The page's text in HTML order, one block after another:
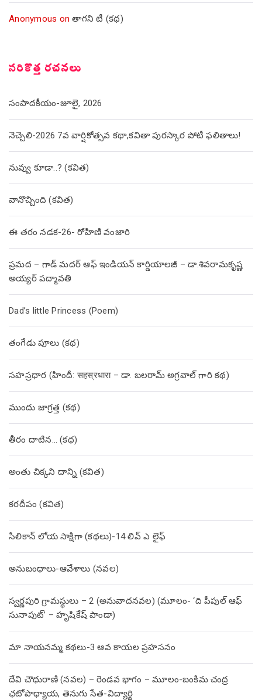
Anonymous onతాగని టీ (కథ)
సరికొత్త రచనలు
సంపాదకీయం-జూలై, 2026
నెచ్చెలి-2026 7వ వార్షికోత్సవ కథా,కవితా పురస్కార పోటీ ఫలితాలు!
నువ్వు కూడా..? (కవిత)
వానొచ్చింది (కవిత)
ఈ తరం నడక-26- రోహిణి వంజారి
ప్రమద – గాడ్ మదర్ ఆఫ్ ఇండియన్ కార్డియాలజీ – డా.శివరామకృష్ణ
అయ్యర్ పద్మావతి
Dad’s little Princess (Poem)
తంగేడు పూలు (క‌థ‌)
సహస్రధార (హిందీ: सहस्रधारा – డా. బలరామ్ అగ్రవాల్ గారి కథ)
ముందు జాగ్రత్త (క‌థ‌)
తీరం దాటిన… (క‌థ‌)
అంతు చిక్కని దాన్ని (కవిత)
కరదీపం (కవిత)
సిలికాన్ లోయ సాక్షిగా (కథలు)-14 లివ్ ఎ లైఫ్
అనుబంధాలు-ఆవేశాలు (నవల)
స్వర్ణపురి గ్రామస్థులు – 2 (అనువాదనవల) (మూలం- ‘ది పీపుల్ ఆఫ్
సునాపుట్’ – హృషికేష్ పాండా)
మా నాయనమ్మ కథలు-3 ఆవ కాయల ప్రహసనం
దేవి చౌధురాణి (నవల) – రెండవ భాగం – మూలం-బంకిమ చంద్ర
ఛటోపాధ్యాయ, తెనుగు సేత-విద్యార్థి